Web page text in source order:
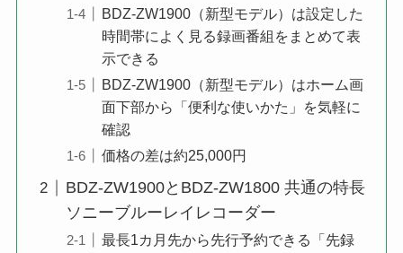
BDZ-ZW1900（新型モデル）は設定した
時間帯によく見る録画番組をまとめて表
示できる
BDZ-ZW1900（新型モデル）はホーム画
面下部から「便利な使いかた」を気軽に
確認
価格の差は約25,000円
BDZ-ZW1900とBDZ-ZW1800 共通の特長
ソニーブルーレイレコーダー
最長1カ月先から先行予約できる「先録